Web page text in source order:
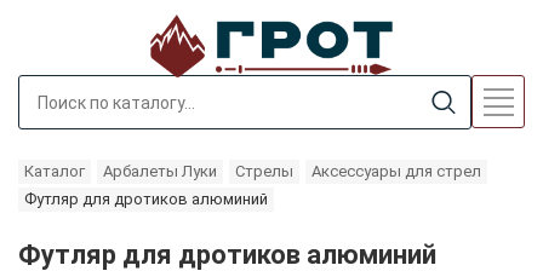
Каталог Арбалеты Луки Стрелы
Аксессуары для стрел
Футляр для дротиков алюминий
Футляр для дротиков алюминий